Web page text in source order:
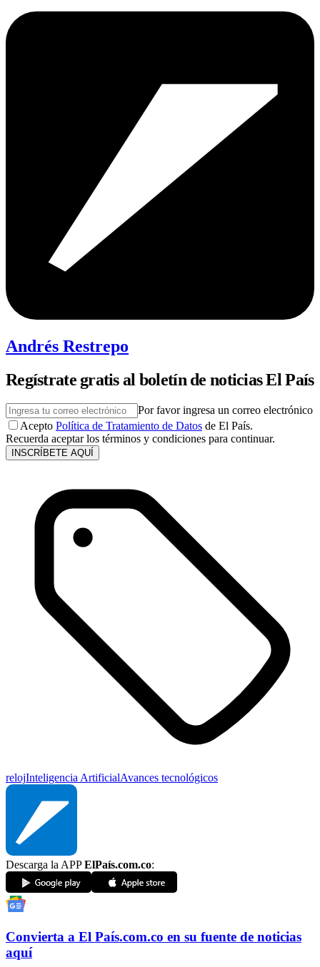
Andrés Restrepo
Regístrate gratis al boletín de noticias El País
Por favor ingresa un correo electrónico
Acepto Política de Tratamiento de Datos de El País.
Recuerda aceptar los términos y condiciones para continuar.
INSCRÍBETE AQUÍ
relojInteligencia ArtificialAvances tecnológicos
Descarga la APPElPaís.com.co:
Convierta a El País.com.co en su fuente de noticias
aquí